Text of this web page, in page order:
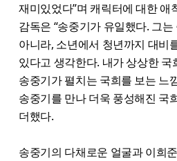
재미있었다”며 캐릭터에 대한 애
감독은 “송중기가 유일했다. 그
아니라, 소년에서 청년까지 대비
있다고 생각한다. 내가 상상한 국
송중기가 펼치는 국희를 보는 느
송중기를 만나 더욱 풍성해진 국
더했다.
송중기의 다채로운 얼굴과 이희